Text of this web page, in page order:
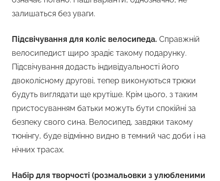
залишаться без уваги.
Підсвічування для коліс велосипеда. Справжній
велосипедист щиро зрадіє такому подарунку.
Підсвічування додасть індивідуальності його
двоколісному другові, тепер виконуються трюки
будуть виглядати ще крутіше. Крім цього, з таким
пристосуванням батьки можуть бути спокійні за
безпеку свого сина. Велосипед, завдяки такому
тюнінгу, буде відмінно видно в темний час доби і на
нічних трасах.
Набір для творчості (розмальовки з улюбленими